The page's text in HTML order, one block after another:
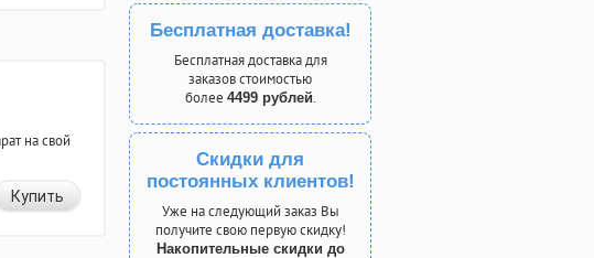
на свой
Купить
Бесплатная доставка!
Бесплатная доставка для
заказов стоимостью
более 4499 рублей.
Скидки для
постоянных клиентов!
Уже на следующий заказ Вы
получите свою первую скидку!
Накопительные скидки до